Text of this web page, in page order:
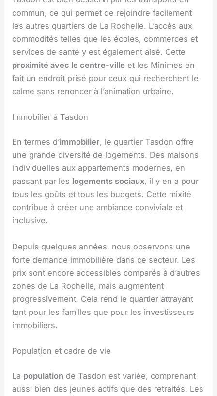
commun, ce qui permet de rejoindre facilement
les autres quartiers de La Rochelle. L’accès aux
commodités telles que les écoles, commerces et
services de santé y est également aisé. Cette
proximité avec le centre-ville et les Minimes en
fait un endroit prisé pour ceux qui recherchent le
calme sans renoncer à l’animation urbaine.
Immobilier à Tasdon
En termes d’immobilier, le quartier Tasdon offre
une grande diversité de logements. Des maisons
individuelles aux appartements modernes, en
passant par les logements sociaux, il y en a pour
tous les goûts et tous les budgets. Cette mixité
contribue à créer une ambiance conviviale et
inclusive.
Depuis quelques années, nous observons une
forte demande immobilière dans ce secteur. Les
prix sont encore accessibles comparés à d’autres
zones de La Rochelle, mais augmentent
progressivement. Cela rend le quartier attrayant
tant pour les familles que pour les investisseurs
immobiliers.
Population et cadre de vie
La population de Tasdon est variée, comprenant
aussi bien des jeunes actifs que des retraités. Les